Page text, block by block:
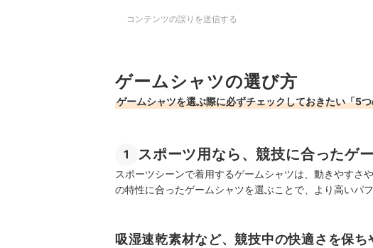
コンテンツの誤りを送信する
ゲームシャツの選び方
ゲームシャツを選ぶ際に必ずチェックしておきたい「5
1 スポーツ用なら、競技に合ったゲ
スポーツシーンで着用するゲームシャツは、動きやすさ
の特性に合ったゲームシャツを選ぶことで、より高いパ
吸湿速乾素材など、競技中の快適さを保ち